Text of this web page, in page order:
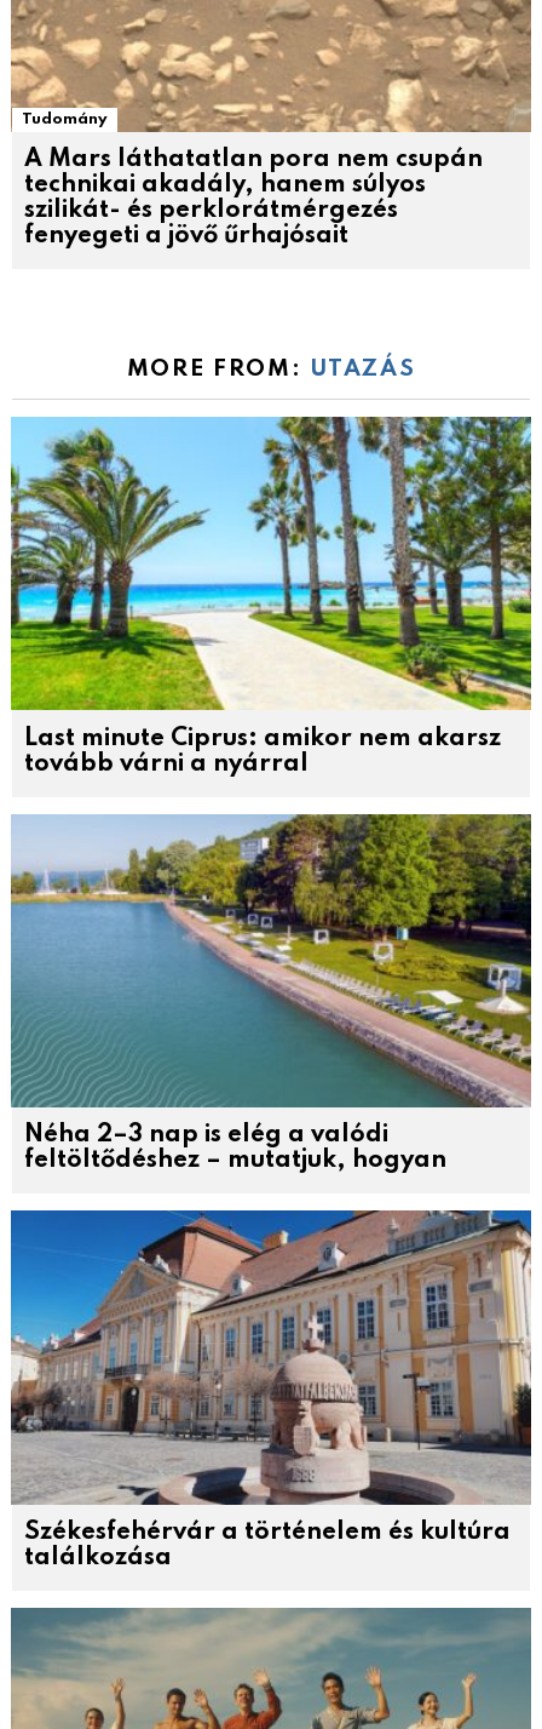
Tudomány
A Mars láthatatlan pora nem csupán
technikai akadály, hanem súlyos
szilikát- és perklorátmérgezés
fenyegeti a jövő űrhajósait
MORE FROM: UTAZÁS
Last minute Ciprus: amikor nem akarsz
tovább várni a nyárral
Néha 2–3 nap is elég a valódi
feltöltődéshez – mutatjuk, hogyan
Székesfehérvár a történelem és kultúra
találkozása